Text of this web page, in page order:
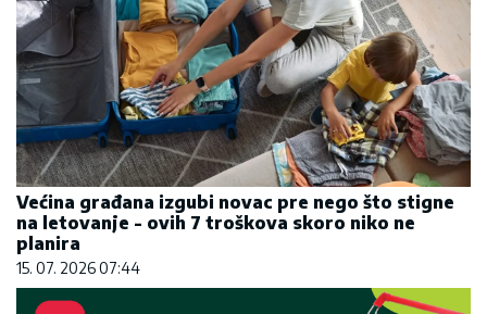
Većina građana izgubi novac pre nego što stigne
na letovanje - ovih 7 troškova skoro niko ne
planira
15. 07. 2026 07:44